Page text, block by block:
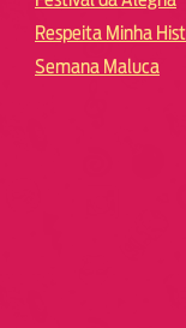
Respeita Minha
Semana Maluca